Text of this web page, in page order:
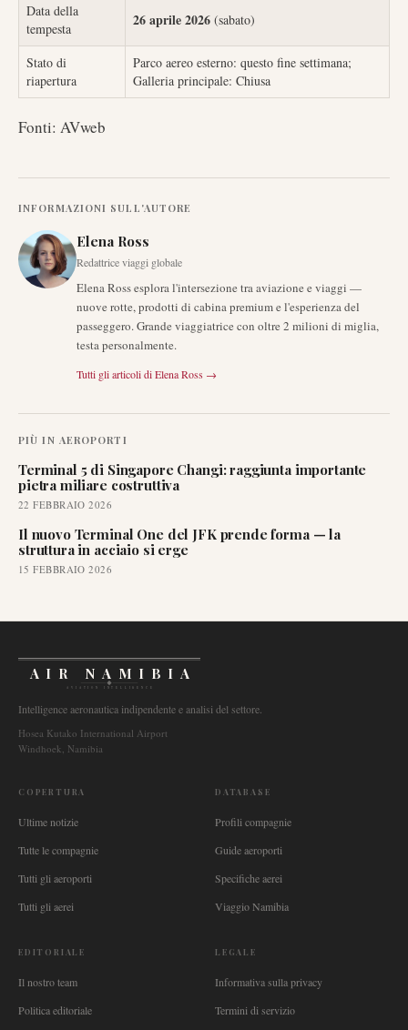
Data della
tempesta
26 aprile 2026 (sabato)
Stato di
riapertura
Parco aereo esterno: questo fine settimana;
Galleria principale: Chiusa
Fonti: AVweb
INFORMAZIONI SULL'AUTORE
Elena Ross
Redattrice viaggi globale
Elena Ross esplora l'intersezione tra aviazione e viaggi —
nuove rotte, prodotti di cabina premium e l'esperienza del
passeggero. Grande viaggiatrice con oltre 2 milioni di miglia,
testa personalmente.
Tutti gli articoli diElena Ross →
PIÙ IN AEROPORTI
Terminal 5 di Singapore Changi: raggiunta importante
pietra miliare costruttiva
22 FEBBRAIO 2026
Il nuovo Terminal One del JFK prende forma — la
struttura in acciaio si erge
15 FEBBRAIO 2026
AIR NAMIBIA
AVIATION INTELLIGENCE
Intelligence aeronautica indipendente e analisi del settore.
Hosea Kutako International Airport
Windhoek, Namibia
COPERTURA
Ultime notizie
Tutte le compagnie
Tutti gli aeroporti
Tutti gli aerei
DATABASE
Profili compagnie
Guide aeroporti
Specifiche aerei
Viaggio Namibia
EDITORIALE
Il nostro team
Politica editoriale
LEGALE
Informativa sulla privacy
Termini di servizio